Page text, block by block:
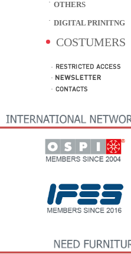
OTHERS
DIGITAL PRINITNG
COSTUMERS